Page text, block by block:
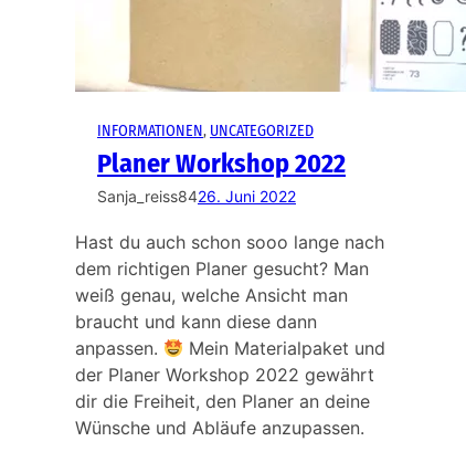
INFORMATIONEN, UNCATEGORIZED
Planer Workshop 2022
Sanja_reiss8426. Juni 2022
Hast du auch schon sooo lange nach
dem richtigen Planer gesucht? Man
weiß genau, welche Ansicht man
braucht und kann diese dann
anpassen.
Mein Materialpaket und
der Planer Workshop 2022 gewährt
dir die Freiheit, den Planer an deine
Wünsche und Abläufe anzupassen.